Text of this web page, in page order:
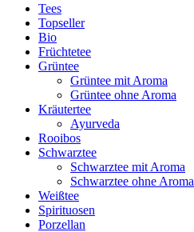
Tees
Topseller
Bio
Früchtetee
Grüntee
Grüntee mit Aroma
Grüntee ohne Aroma
Kräutertee
Ayurveda
Rooibos
Schwarztee
Schwarztee mit Aroma
Schwarztee ohne Aroma
Weißtee
Spirituosen
Porzellan